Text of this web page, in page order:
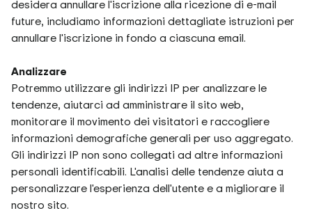
desidera annullare l'iscrizione alla ricezione di e-mail
future, includiamo informazioni dettagliate istruzioni per
annullare l'iscrizione in fondo a ciascuna email.
Analizzare
Potremmo utilizzare gli indirizzi IP per analizzare le
tendenze, aiutarci ad amministrare il sito web,
monitorare il movimento dei visitatori e raccogliere
informazioni demografiche generali per uso aggregato.
Gli indirizzi IP non sono collegati ad altre informazioni
personali identificabili. L'analisi delle tendenze aiuta a
personalizzare l'esperienza dell'utente e a migliorare il
nostro sito.